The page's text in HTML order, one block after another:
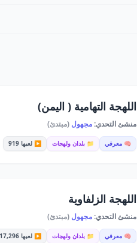
اللهجة التهامية ( اليمن)
منشئ التحدي:مجهول(مبتدئ)
🧠 معرفي 📁 بلدان ولهجات ▶️ لعبها 919
اللهجة الزلفاوية
منشئ التحدي:مجهول(مبتدئ)
🧠 معرفي 📁 بلدان ولهجات ▶️ لعبها 17,296